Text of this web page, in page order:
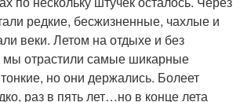
редкие, бесжизненные, чахлые и
веки. Летом на отдыхе и без
мы отрастили самые шикарные
но они держались. Болеет
раз в пять лет…но в конце лета